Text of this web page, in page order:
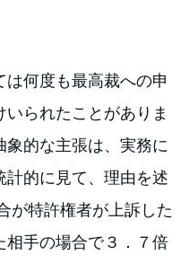
何度も最高裁への申
られたことがありま
的な主張は、実務に
計的に見て、理由を述
が特許権者が上訴した
相手の場合で３．７倍